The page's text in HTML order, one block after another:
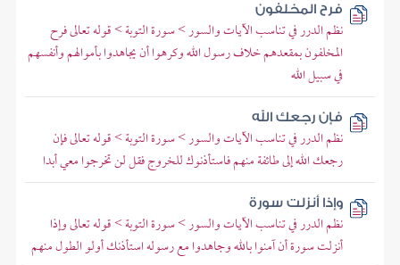
فرح المخلفون
نظم الدرر في تناسب الآيات والسور > سورة التوبة > قوله تعالى فرح
المخلفون بمقعدهم خلاف رسول الله وكرهوا أن يجاهدوا بأموالهم وأنفسهم
في سبيل الله
فإن رجعك الله
نظم الدرر في تناسب الآيات والسور > سورة التوبة > قوله تعالى فإن
رجعك الله إلى طائفة منهم فاستأذنوك للخروج فقل لن تخرجوا معي أبدا
وإذا أنزلت سورة
نظم الدرر في تناسب الآيات والسور > سورة التوبة > قوله تعالى وإذا
أنزلت سورة أن آمنوا بالله وجاهدوا مع رسوله استأذنك أولو الطول منهم